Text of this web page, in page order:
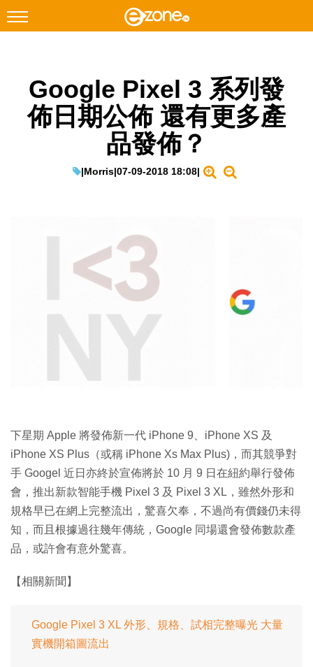
Facebook Instagram
科技焦點
生成式AI與雲端應用
Enterprise Digital Transformation
Google Pixel 3 系列發
佈日期公佈 還有更多產
品發佈？
|Morris|07-09-2018 18:08|
下星期 Apple 將發佈新一代 iPhone 9、iPhone XS 及
iPhone XS Plus（或稱 iPhone Xs Max Plus)，而其競爭對
手 Googel 近日亦終於宣佈將於 10 月 9 日在紐約舉行發佈
會，推出新款智能手機 Pixel 3 及 Pixel 3 XL，雖然外形和
規格早已在網上完整流出，驚喜欠奉，不過尚有價錢仍未得
知，而且根據過往幾年傳統，Google 同場還會發佈數款產
品，或許會有意外驚喜。
【相關新聞】
Google Pixel 3 XL 外形、規格、試相完整曝光 大量
實機開箱圖流出